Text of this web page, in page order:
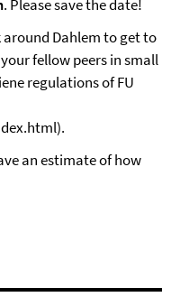
. Please save the date!
around Dahlem to get to
fellow peers in small
regulations of FU
an estimate of how